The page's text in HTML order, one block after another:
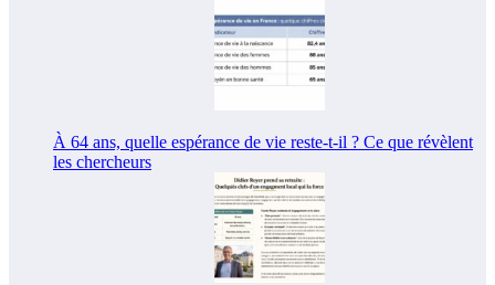
À 64 ans, quelle espérance de vie reste-t-il ? Ce que révèlent
les chercheurs